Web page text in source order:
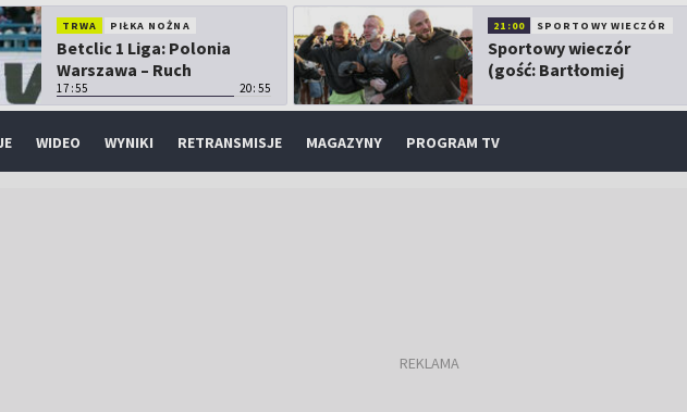
TRWA PIŁKA NOŻNA
Betclic 1 Liga: Polonia
Warszawa – Ruch
Chorzów
17:55 20:55
21:00 SPORTOWY WIECZÓR
Sportowy wieczór
(gość: Bartłomiej
WIDEO WYNIKI RETRANSMISJE MAGAZYNY PROGRAM TV